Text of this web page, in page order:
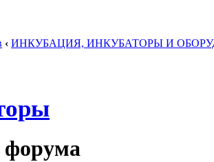
‹ ИНКУБАЦИЯ, ИНКУБАТОРЫ И